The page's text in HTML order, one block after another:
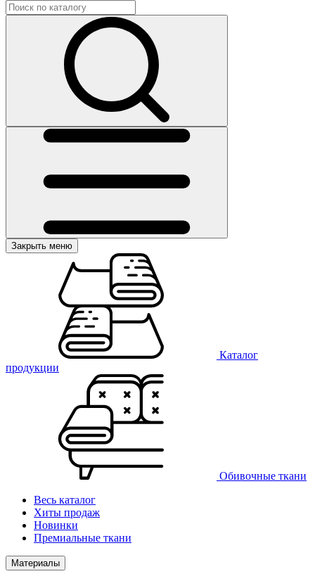
Закрыть меню
Каталог
продукции
Обивочные ткани
Весь каталог
Хиты продаж
Новинки
Премиальные ткани
Материалы